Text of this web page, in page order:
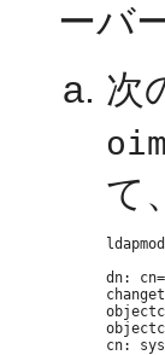
ーバ
次
て
dn:
cn: